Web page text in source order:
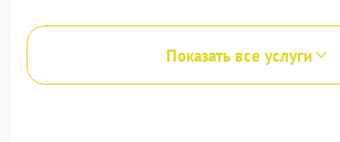
Показать все услуги